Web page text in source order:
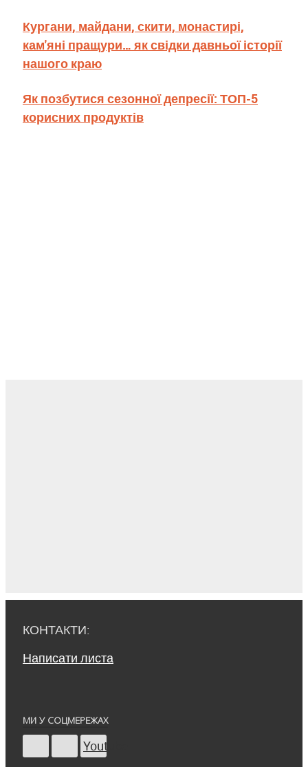
Кургани, майдани, скити, монастирі,
кам'яні пращури… як свідки давньої історії
нашого краю
Як позбутися сезонної депресії: ТОП-5
корисних продуктів
КОНТАКТИ:
Написати листа
МИ У СОЦМЕРЕЖАХ
Youtube